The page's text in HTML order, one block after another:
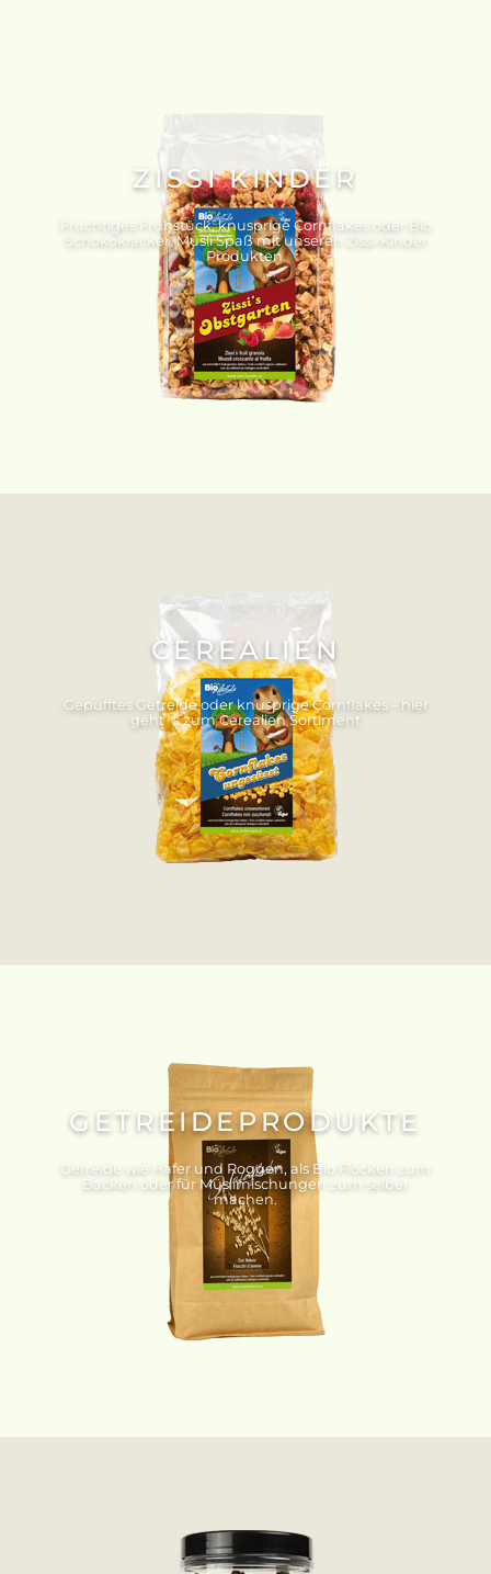
ZISSI KINDER
Fruchtiges Frühstück, knusprige Cornflakes oder Bio
Schokokracker. Müsli Spaß mit unseren Zissi-Kinder
Produkten.
CEREALIEN
Gepufftes Getreide oder knusprige Cornflakes – hier
geht´s zum Cerealien Sortiment
GETREIDEPRODUKTE
Getreide wie Hafer und Roggen, als Bio Flocken zum
Backen oder für Müslimischungen zum selber
machen.